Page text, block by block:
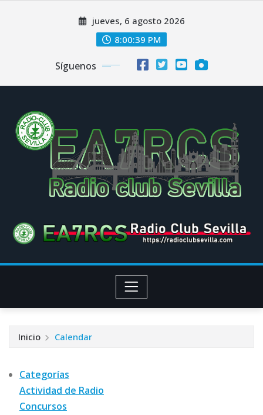
jueves, 6 agosto 2026
8:00:40 PM
Síguenos
Inicio Calendar
Categorías
Actividad de Radio
Concursos